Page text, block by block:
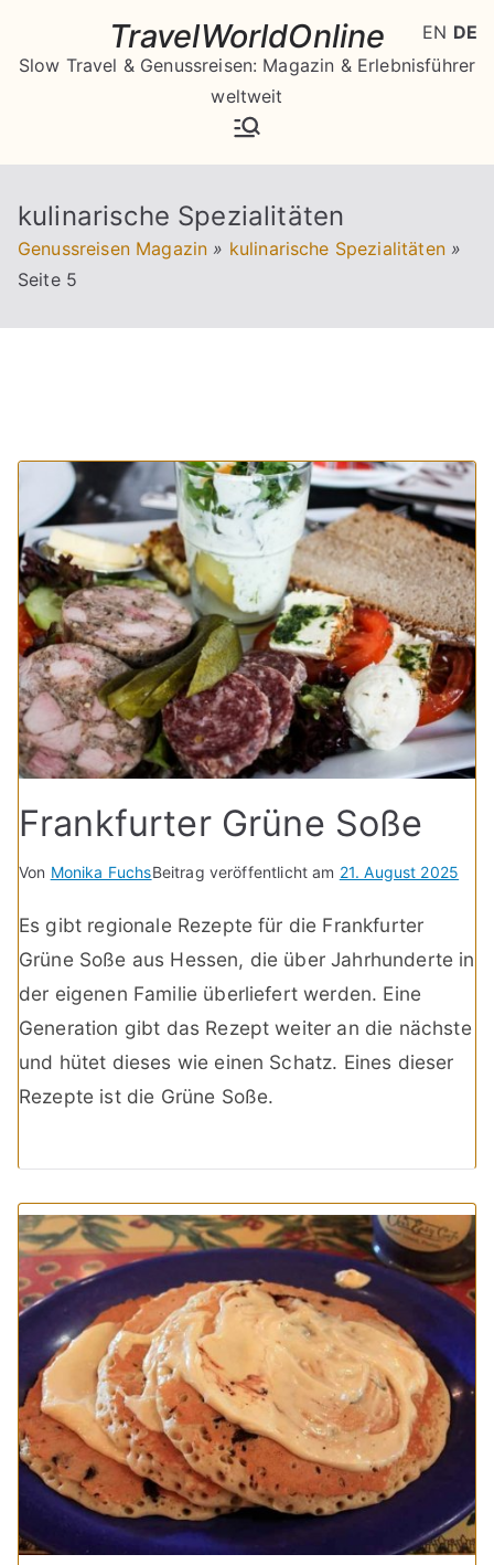
springen
TravelWorldOnline
Slow Travel & Genussreisen: Magazin & Erlebnisführer
weltweit
kulinarische Spezialitäten
Genussreisen Magazin » kulinarische Spezialitäten »
Seite 5
Frankfurter Grüne Soße
Von Monika FuchsBeitrag veröffentlicht am 21. August 2025
Es gibt regionale Rezepte für die Frankfurter
Grüne Soße aus Hessen, die über Jahrhunderte in
der eigenen Familie überliefert werden. Eine
Generation gibt das Rezept weiter an die nächste
und hütet dieses wie einen Schatz. Eines dieser
Rezepte ist die Grüne Soße.
EN DE